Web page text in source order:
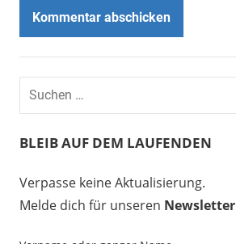
BLEIB AUF DEM LAUFENDEN
Verpasse keine Aktualisierung.
Melde dich für unseren Newsletter